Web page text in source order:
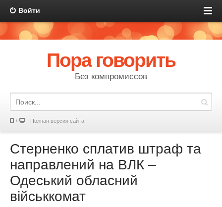
Войти
Пора говорить
Без компромиссов
Полная версия сайта
Стерненко сплатив штраф та
направлений на ВЛК –
Одеський обласний
військкомат